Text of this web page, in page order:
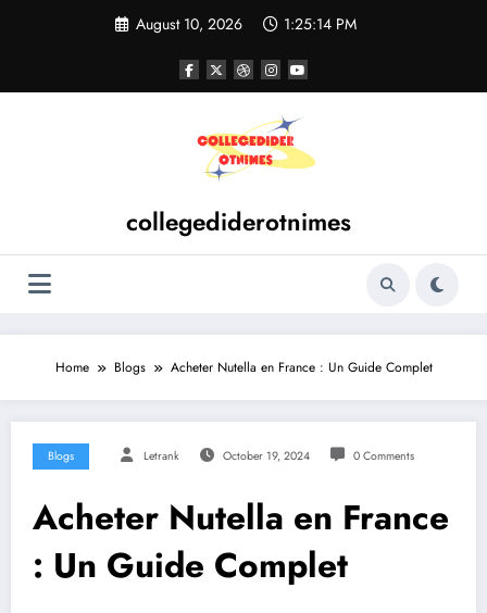
August 10, 2026 1:25:14 PM
collegediderotnimes
Home Blogs Acheter Nutella en France : Un Guide Complet
Blogs Letrank October 19, 2024 0 Comments
Acheter Nutella en France
: Un Guide Complet